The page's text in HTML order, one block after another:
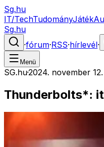
Sg.hu
IT/TechTudományJáték
Sg.hu
·fórum·RSS·hírlevél·
Menü
SG.hu·2024. november 12.
Thunderbolts*: